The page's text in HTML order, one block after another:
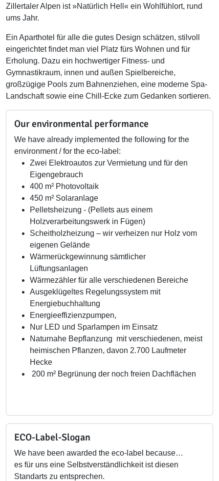
Zillertaler Alpen ist »Natürlich Hell« ein Wohlfühlort, rund
ums Jahr.
Ein Aparthotel für alle die gutes Design schätzen, stilvoll
eingerichtet findet man viel Platz fürs Wohnen und für
Erholung. Dazu ein hochwertiger Fitness- und
Gymnastikraum, innen und außen Spielbereiche,
großzügige Pools zum Bahnenziehen, eine moderne Spa-
Landschaft sowie eine Chill-Ecke zum Gedanken sortieren.
Our environmental performance
We have already implemented the following for the
environment / for the eco-label:
Zwei Elektroautos zur Vermietung und für den
Eigengebrauch
400 m² Photovoltaik
450 m² Solaranlage
Pelletsheizung - (Pellets aus einem
Holzverarbeitungswerk in Fügen)
Scheitholzheizung – wir verheizen nur Holz vom
eigenen Gelände
Wärmerückgewinnung sämtlicher
Lüftungsanlagen
Wärmezähler für alle verschiedenen Bereiche
Ausgeklügeltes Regelungssystem mit
Energiebuchhaltung
Energieeffizienzpumpen,
Nur LED und Sparlampen im Einsatz
Naturnahe Bepflanzung mit verschiedenen, meist
heimischen Pflanzen, davon 2.700 Laufmeter
Hecke
200 m² Begrünung der noch freien Dachflächen
ECO-Label-Slogan
We have been awarded the eco-label because…
es für uns eine Selbstverständlichkeit ist diesen
Standarts zu entsprechen.